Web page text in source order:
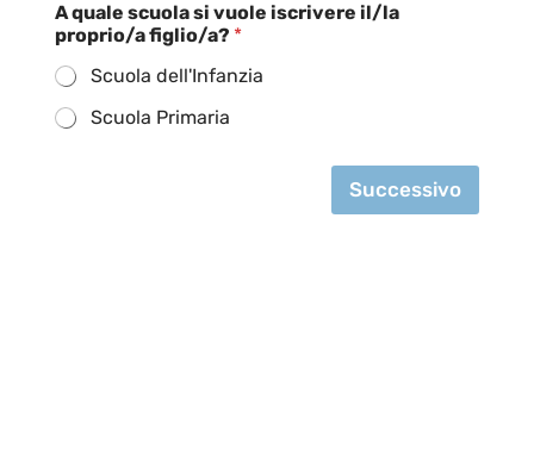
A quale scuola si vuole iscrivere il/la
proprio/a figlio/a? *
Scuola dell'Infanzia
Scuola Primaria
Successivo